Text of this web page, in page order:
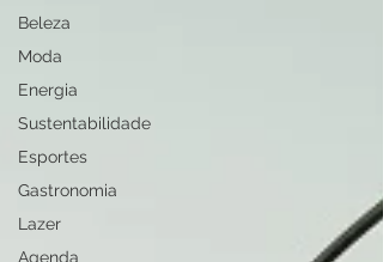
Beleza
Moda
Energia
Sustentabilidade
Esportes
Gastronomia
Lazer
Agenda